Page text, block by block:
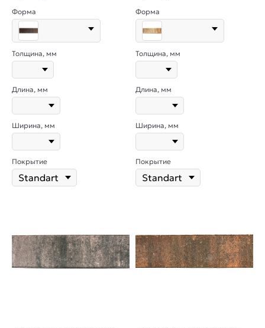
Форма
Толщина, мм
Длина, мм
Ширина, мм
Покрытие
Форма
Толщина, мм
Длина, мм
Ширина, мм
Покрытие